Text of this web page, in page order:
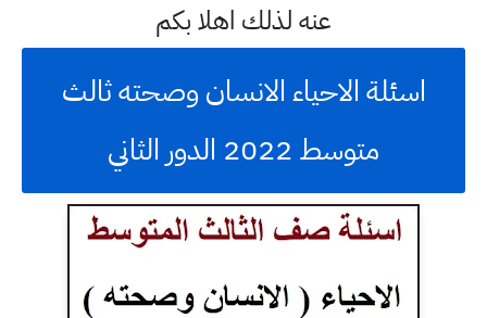
عنه لذلك اهلا بكم
اسئلة الاحياء الانسان وصحته ثالث
متوسط 2022 الدور الثاني